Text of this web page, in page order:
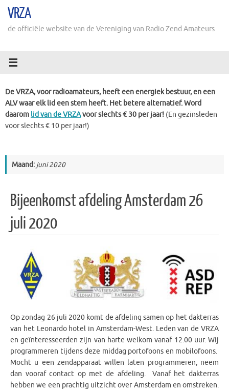
naarVRZA
de officiële website van de Vereniging van Radio Zend Amateurs
De VRZA, voor radioamateurs, heeft een energiek bestuur, en een
ALV waar elk lid een stem heeft. Het betere alternatief. Word
daarom lid van de VRZAvoor slechts € 30 per jaar! (En gezinsleden
voor slechts € 10 per jaar!)
Maand: juni 2020
Bijeenkomst afdeling Amsterdam 26
juli 2020
Op zondag 26 juli 2020 komt de afdeling samen op het dakterras
van het Leonardo hotel in Amsterdam-West. Leden van de VRZA
en geïnteresseerden zijn van harte welkom vanaf 12.00 uur. Wij
programmeren tijdens deze middag portofoons en mobilofoons.
Mocht u een zendapparaat willen laten programmeren, neem
dan vooraf contact op met de afdeling. Vanaf het dakterras
hebben we een prachtig uitzicht over Amsterdam en omstreken.